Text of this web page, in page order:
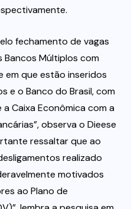
fechamento de vagas
Múltiplos com
em que estão inseridos
e o Banco do Brasil, com
Caixa Econômica com a
observa o Dieese
ressaltar que ao
realizado
motivados
ao Plano de